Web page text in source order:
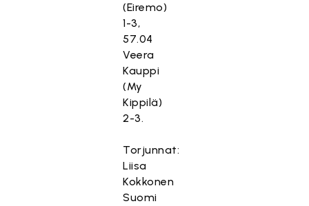
(Eiremo)
1-3,
57.04
Veera
Kauppi
(My
Kippilä)
2-3.
Torjunnat:
Liisa
Kokkonen
Suomi